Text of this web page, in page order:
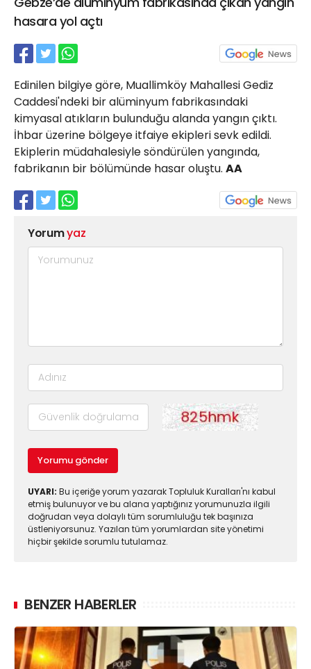
hasara yol açtı
Edinilen bilgiye göre, Muallimköy Mahallesi Gediz
Caddesi'ndeki bir alüminyum fabrikasındaki
kimyasal atıkların bulunduğu alanda yangın çıktı.
İhbar üzerine bölgeye itfaiye ekipleri sevk edildi.
Ekiplerin müdahalesiyle söndürülen yangında,
fabrikanın bir bölümünde hasar oluştu. AA
Yorumyaz
Yorumu gönder
UYARI: Bu içeriğe yorum yazarak Topluluk Kuralları'nı kabul
etmiş bulunuyor ve bu alana yaptığınız yorumunuzla ilgili
doğrudan veya dolaylı tüm sorumluluğu tek başınıza
üstleniyorsunuz. Yazılan tüm yorumlardan site yönetimi
hiçbir şekilde sorumlu tutulamaz.
BENZER HABERLER
21 Gölcük
haber@golcukpostasi.com